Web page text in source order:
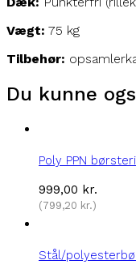
Vægt: 75 kg
Tilbehør:
Du kunne
Poly PPN
999,00 kr.
(799,20 kr.)
Stål/